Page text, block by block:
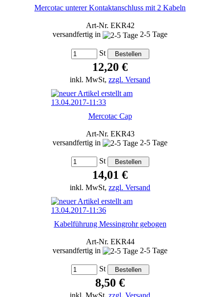
Mercotac unterer Kontaktanschluss mit 2 Kabeln
Art-Nr. EKR42
versandfertig in
2-5 Tage
St
12,20 €
inkl. MwSt, zzgl. Versand
Mercotac Cap
Art-Nr. EKR43
versandfertig in
2-5 Tage
St
14,01 €
inkl. MwSt, zzgl. Versand
Kabelführung Messingrohr gebogen
Art-Nr. EKR44
versandfertig in
2-5 Tage
St
8,50 €